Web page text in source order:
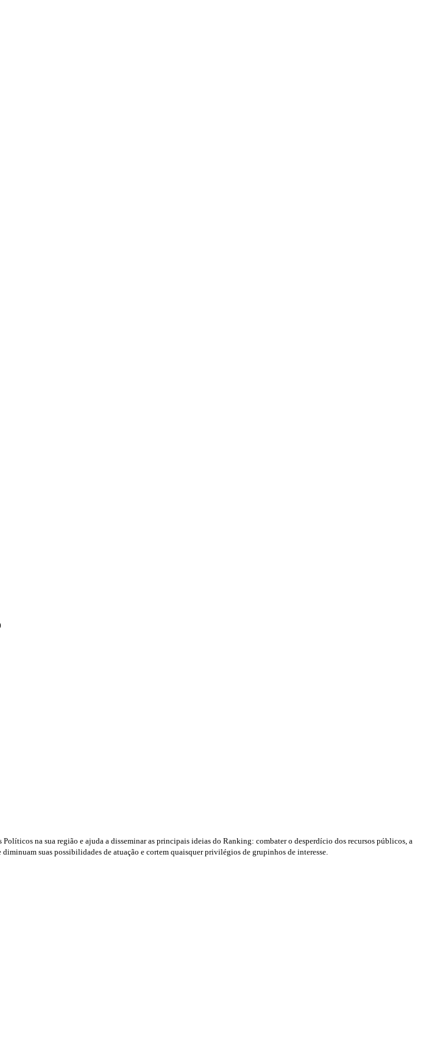
na sua região e ajuda a disseminar as principais ideias do Ranking: combater o desperdício dos recursos públicos, a
suas possibilidades de atuação e cortem quaisquer privilégios de grupinhos de interesse.